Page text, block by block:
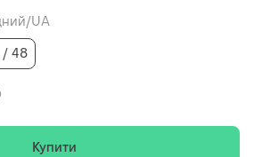
UA
/ L / 48
Купити